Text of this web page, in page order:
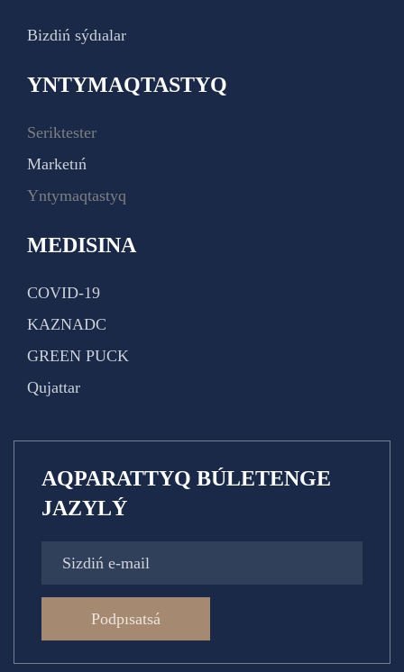
Bizdiń sýdıalar
YNTYMAQTASTYQ
Seriktester
Marketıń
Yntymaqtastyq
MEDISINA
COVID-19
KAZNADC
GREEN PUCK
Qujattar
AQPARATTYQ BÚLETENGE
JAZYLÝ
Podpısatsá